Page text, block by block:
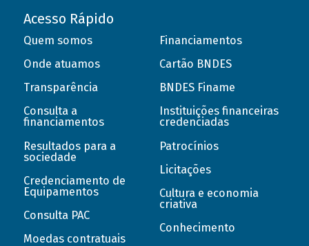
Acesso Rápido
Quem somos
Onde atuamos
Transparência
Consulta a
financiamentos
Resultados para a
sociedade
Credenciamento de
Equipamentos
Consulta PAC
Moedas contratuais
Financiamentos
Cartão BNDES
BNDES Finame
Instituições financeiras
credenciadas
Patrocínios
Licitações
Cultura e economia
criativa
Conhecimento